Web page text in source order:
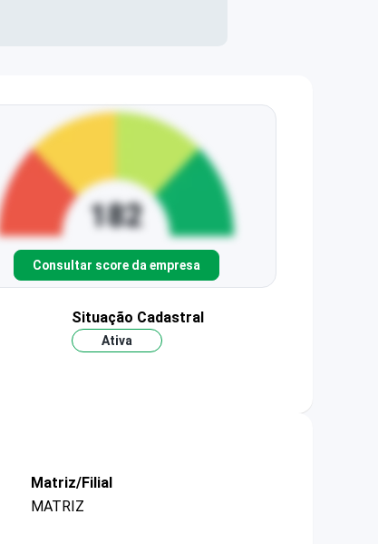
Consultar score da empresa
Situação Cadastral
Ativa
Matriz/Filial
MATRIZ